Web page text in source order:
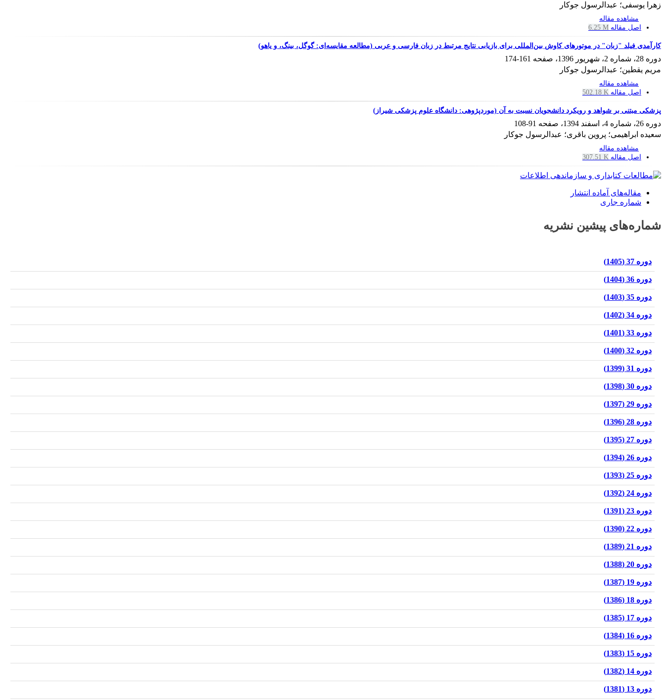
زهرا یوسفی؛ عبدالرسول جوکار
مشاهده مقاله
اصل مقاله 6.25 M
کارآمدی فیلد "زبان" در موتورهای کاوش بین‌المللی برای بازیابی نتایج مرتبط در زبان فارسی و عربی (مطالعه مقایسه‌ای: گوگل، بینگ، و یاهو)
دوره 28، شماره 2، شهریور 1396، صفحه
161-174
مریم یقطین؛ عبدالرسول جوکار
مشاهده مقاله
اصل مقاله 502.18 K
پزشکی مبتنی بر شواهد و رویکرد دانشجویان نسبت به آن (موردپژوهی: دانشگاه علوم پزشکی شیراز)
دوره 26، شماره 4، اسفند 1394، صفحه
91-108
سعیده ابراهیمی؛ پروین باقری؛ عبدالرسول جوکار
مشاهده مقاله
اصل مقاله 307.51 K
مقاله‌های آماده انتشار
شماره جاری
شماره‌های پیشین نشریه
دوره 37 (1405)
دوره 36 (1404)
دوره 35 (1403)
دوره 34 (1402)
دوره 33 (1401)
دوره 32 (1400)
دوره 31 (1399)
دوره 30 (1398)
دوره 29 (1397)
دوره 28 (1396)
دوره 27 (1395)
دوره 26 (1394)
دوره 25 (1393)
دوره 24 (1392)
دوره 23 (1391)
دوره 22 (1390)
دوره 21 (1389)
دوره 20 (1388)
دوره 19 (1387)
دوره 18 (1386)
دوره 17 (1385)
دوره 16 (1384)
دوره 15 (1383)
دوره 14 (1382)
دوره 13 (1381)